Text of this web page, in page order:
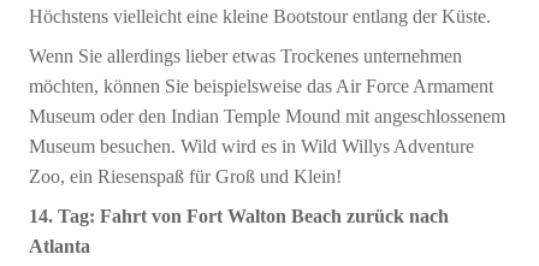
Höchstens vielleicht eine kleine Bootstour entlang der Küste.
Wenn Sie allerdings lieber etwas Trockenes unternehmen
möchten, können Sie beispielsweise das Air Force Armament
Museum oder den Indian Temple Mound mit angeschlossenem
Museum besuchen. Wild wird es in Wild Willys Adventure
Zoo, ein Riesenspaß für Groß und Klein!
14. Tag: Fahrt von Fort Walton Beach zurück nach
Atlanta